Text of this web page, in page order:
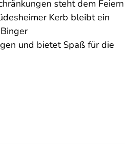
steht dem Feiern
Kerb bleibt ein
und bietet Spaß für die